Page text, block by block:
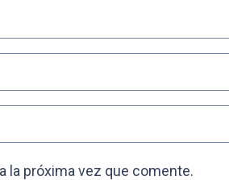
la próxima vez que comente.